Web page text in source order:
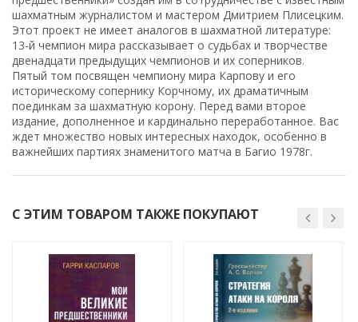
шахматным журналистом и мастером Дмитрием Плисецким.
Этот проект не имеет аналогов в шахматной литературе:
13-й чемпион мира рассказывает о судьбах и творчестве
двенадцати предыдущих чемпионов и их соперников.
Пятый том посвящен чемпиону мира Карпову и его
историческому сопернику Корчному, их драматичным
поединкам за шахматную корону. Перед вами второе
издание, дополненное и кардинально переработанное. Вас
ждет множество новых интересных находок, особенно в
важнейших партиях знаменитого матча в Багио 1978г.
С ЭТИМ ТОВАРОМ ТАКЖЕ ПОКУПАЮТ